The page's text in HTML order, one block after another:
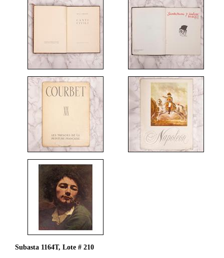
Subasta 1164T, Lote # 210